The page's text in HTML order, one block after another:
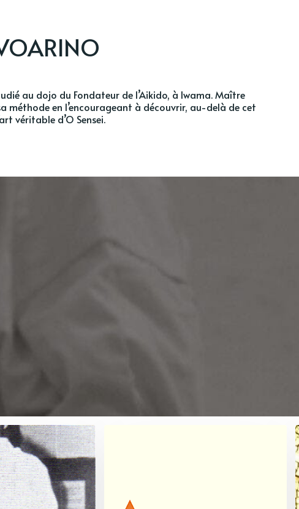
au dojo du Fondateur de l’Aikido, à Iwama. Maître
méthode en l’encourageant à découvrir, au-delà de cet
véritable d’O Sensei.